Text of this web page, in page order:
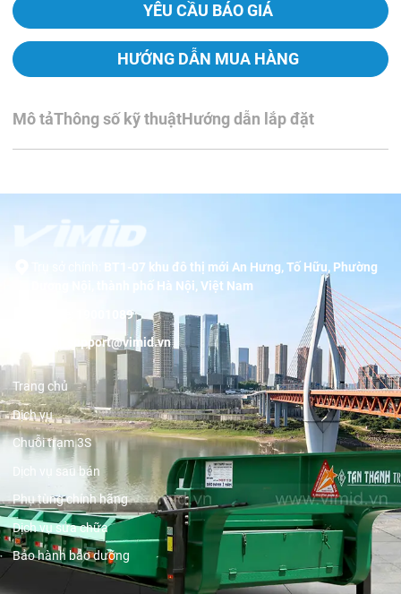
YÊU CẦU BÁO GIÁ
HƯỚNG DẪN MUA HÀNG
Mô tảThông số kỹ thuậtHướng dẫn lắp đặt
BT1-07 khu đô thị mới An Hưng, Tố Hữu, Phường
Dương Nội, thành phố Hà Nội, Việt Nam
19001089
support@vimid.vn
Trang chủ
Dịch vụ
Chuỗi trạm 3S
Dịch vụ sau bán
Phụ tùng chính hãng
Dịch vụ sửa chữa
Bảo hành bảo dưỡng